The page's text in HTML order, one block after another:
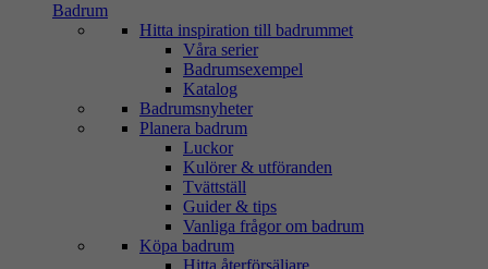
Badrum
Hitta inspiration till badrummet
Våra serier
Badrumsexempel
Katalog
Badrumsnyheter
Planera badrum
Luckor
Kulörer & utföranden
Tvättställ
Guider & tips
Vanliga frågor om badrum
Köpa badrum
Hitta återförsäljare